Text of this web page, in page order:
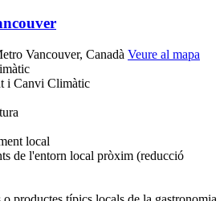
Vancouver, Canadà Veure al mapa